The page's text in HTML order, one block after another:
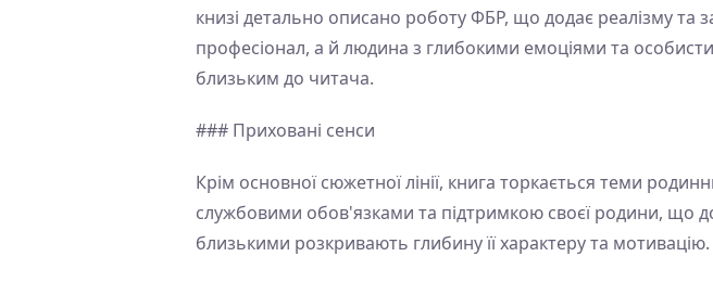
книзі детально описано роботу ФБР, що додає реалізму та
професіонал, а й людина з глибокими емоціями та
близьким до читача.
### Приховані сенси
Крім основної сюжетної лінії, книга торкається теми
службовими обов'язками та підтримкою своєї родини, що
близькими розкривають глибину її характеру та мотивацію.